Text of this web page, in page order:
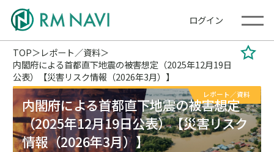
ログイン
TOP
レポート／資料
内閣府による首都直下地震の被害想定（2025年12月19日
公表）【災害リスク情報（2026年3月）】
レポート／資料
内閣府による首都直下地震の被害想定
（2025年12月19日公表）【災害リスク
情報（2026年3月）】